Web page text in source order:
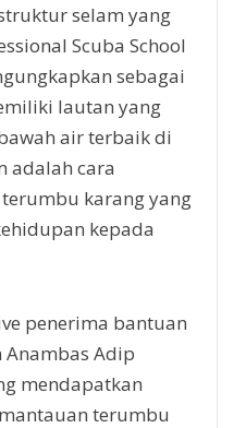
selam yang
Scuba School
sebagai
lautan yang
air terbaik di
adalah cara
karang yang
kepada
penerima bantuan
Anambas Adip
mendapatkan
terumbu